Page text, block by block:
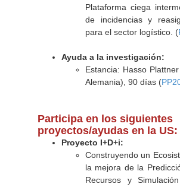
Plataforma ciega
de incidencias y
para el sector logístico. (
Ayuda a la investigación:
Estancia: Hasso
Alemania), 90 días (
Participa en los siguientes
proyectos/ayudas en la US:
Proyecto I+D+i:
Construyendo un
la mejora de la
Recursos y